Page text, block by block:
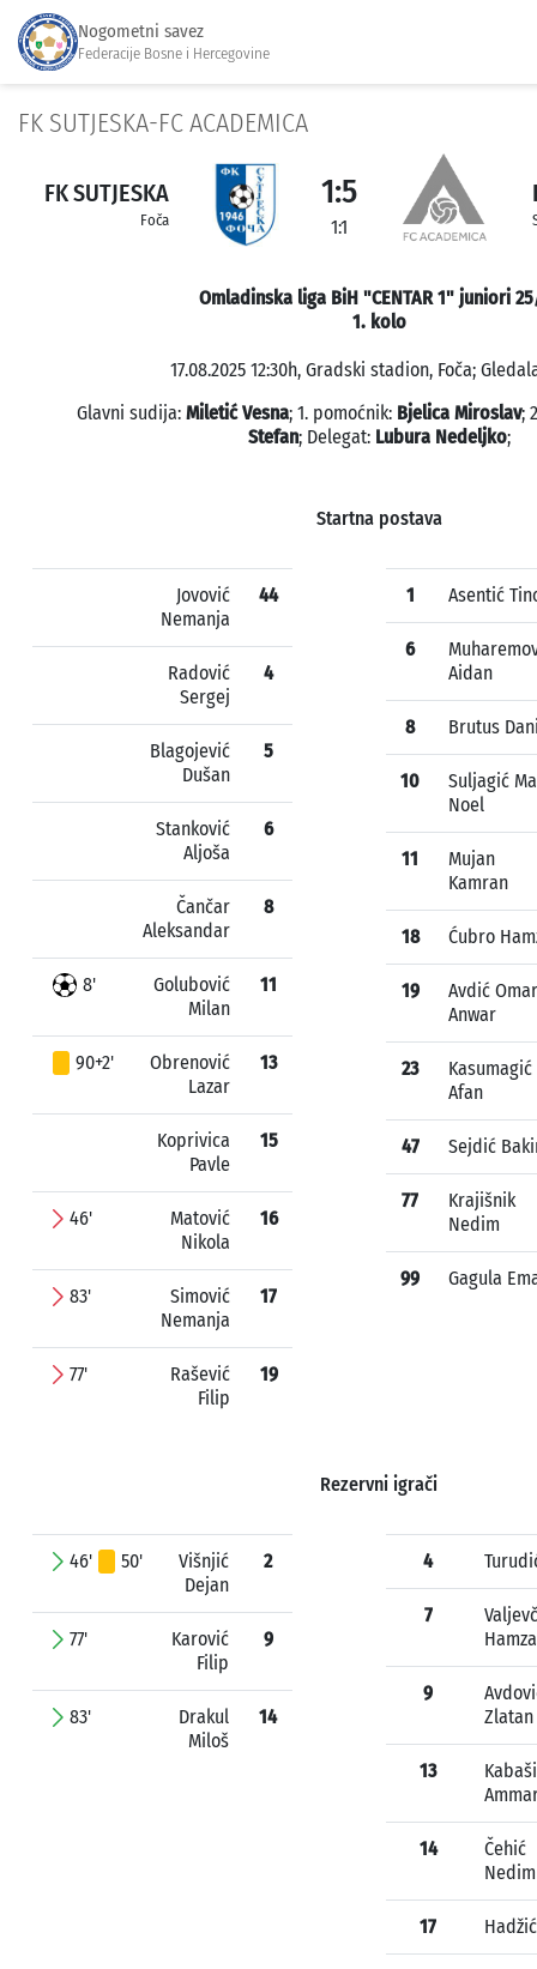
Nogometni savez
Federacije Bosne i Hercegovine
FK SUTJESKA-FC ACADEMICA
FK SUTJESKA
Foča
1:5
1:1
Omladinska liga BiH "CENTAR 1" juniori
1. kolo
17.08.2025 12:30h, Gradski stadion, Foča;
Glavni sudija: Miletić Vesna; 1. pomoćnik: Bjelica Miroslav;
Stefan; Delegat: Lubura Nedeljko;
Startna postava
Jovović
Nemanja
44
Radović
Sergej
4
Blagojević
Dušan
5
Stanković
Aljoša
6
Čančar
Aleksandar
8
8'
Golubović
Milan
11
90+2'
Obrenović
Lazar
13
Koprivica
Pavle
15
46'
Matović
Nikola
16
83'
Simović
Nemanja
17
77'
Rašević
Filip
19
1 Asentić
6
Aidan
8 Brutus
10
Suljagić
Noel
11
Mujan
Kamran
18 Ćubro
19
Avdić Omar
Anwar
23
Kasumagić
Afan
47 Sejdić
77
Krajišnik
Nedim
99 Gagula
Rezervni igrači
46' 50'
Višnjić
Dejan
2
77'
Karović
Filip
9
83'
Drakul
Miloš
14
4
7
Hamza
9
Zlatan
13
Kabaši
14
Čehić
Nedim
17